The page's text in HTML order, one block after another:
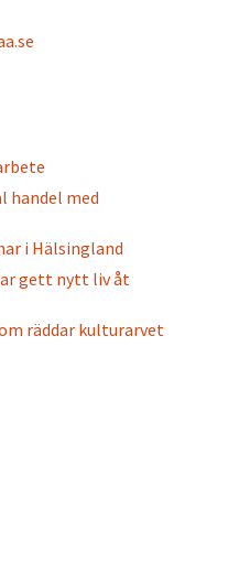
handel med
i Hälsingland
gett nytt liv åt
räddar kulturarvet